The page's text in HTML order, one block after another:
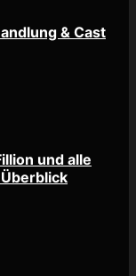
& Cast
und alle